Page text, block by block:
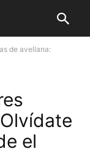
de avellana:
el